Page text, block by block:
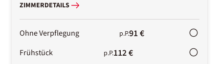
ZIMMERDETAILS
Ohne Verpflegung p.P.91 €
Frühstück p.P.112 €